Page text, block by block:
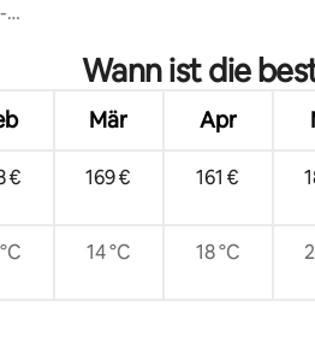
Wann ist die
Mär Apr
€ 169 € 161 €
14 °C 18 °C